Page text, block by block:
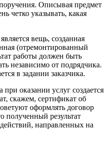
Описывая предмет
четко указывать, какая
вещь, созданная
(отремонтированный
работы должен быть
независимо от подрядчика.
в задании заказчика.
оказании услуг создается
скажем, сертификат об
оформлять договор
полученный результат
направленных на